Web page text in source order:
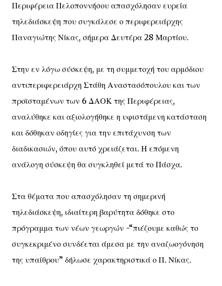
Περιφέρεια Πελοποννήσου απασχόλησαν ευρεία
τηλεδιάσκεψη που συγκάλεσε ο περιφερειάρχης
Παναγιώτης Νίκας, σήμερα Δευτέρα 28 Μαρτίου.
Στην εν λόγω σύσκεψη, με τη συμμετοχή του αρμόδιου
αντιπεριφερειάρχη Στάθη Αναστασόπουλου και των
προϊσταμένων των 6 ΔΑΟΚ της Περιφέρειας,
αναλύθηκε και αξιολογήθηκε η υφιστάμενη κατάσταση
και δόθηκαν οδηγίες για την επιτάχυνση των
διαδικασιών, όπου αυτό χρειάζεται. Η επόμενη
ανάλογη σύσκεψη θα συγκληθεί μετά το Πάσχα.
Στα θέματα που απασχόλησαν τη σημερινή
τηλεδιάσκεψη, ιδιαίτερη βαρύτητα δόθηκε στο
πρόγραμμα των νέων γεωργών -“πιέζουμε καθώς το
συγκεκριμένο συνδέεται άμεσα με την αναζωογόνηση
της υπαίθρου” δήλωσε χαρακτηριστικά ο Π. Νίκας.